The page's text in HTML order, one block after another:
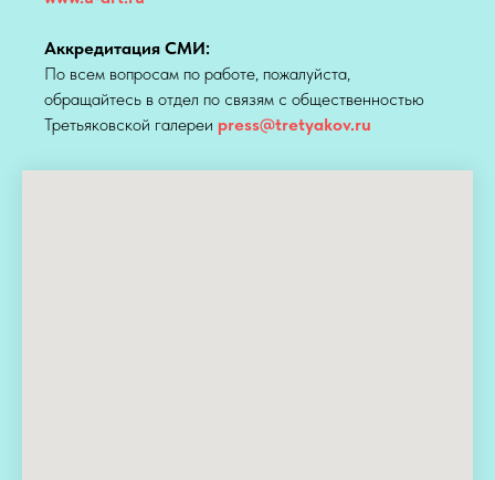
Аккредитация СМИ:
По всем вопросам по работе, пожалуйста,
обращайтесь в отдел по связям с общественностью
Третьяковской галереи press@tretyakov.ru